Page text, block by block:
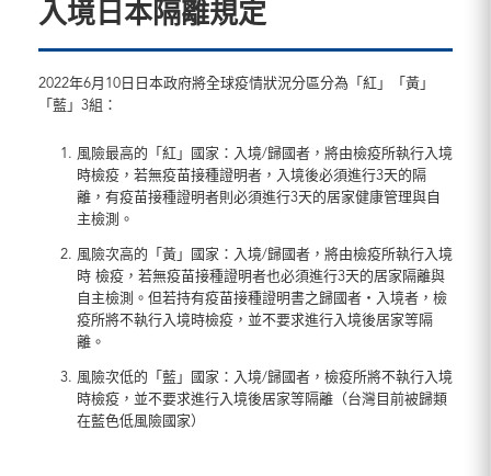
入境日本隔離規定
2022年6月10日日本政府將全球疫情狀況分區分為「紅」「黃」
「藍」3組：
風險最高的「紅」國家：入境/歸國者，將由檢疫所執行入境
時檢疫，若無疫苗接種證明者，入境後必須進行3天的隔
離，有疫苗接種證明者則必須進行3天的居家健康管理與自
主檢測。
風險次高的「黃」國家：入境/歸國者，將由檢疫所執行入境
時 檢疫，若無疫苗接種證明者也必須進行3天的居家隔離與
自主檢測。但若持有疫苗接種證明書之歸國者・入境者，檢
疫所將不執行入境時檢疫，並不要求進行入境後居家等隔
離。
風險次低的「藍」國家：入境/歸國者，檢疫所將不執行入境
時檢疫，並不要求進行入境後居家等隔離（台灣目前被歸類
在藍色低風險國家）